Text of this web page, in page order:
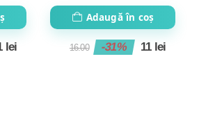
lei
0out of 5
Adaugă în coș
16.00 -31% 11 lei